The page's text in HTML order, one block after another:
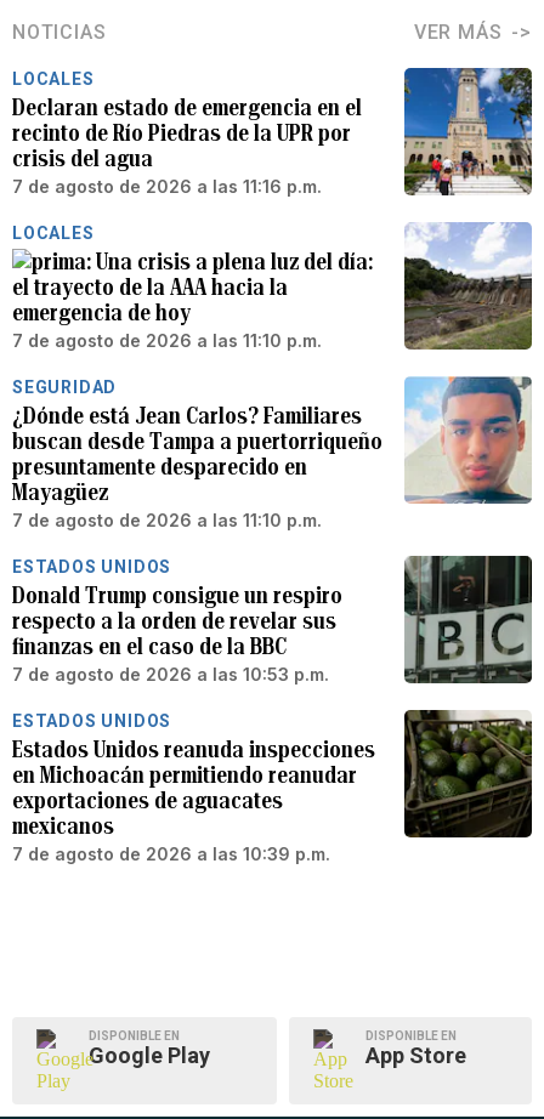
NOTICIAS VER MÁS
LOCALES
Declaran estado de emergencia en el
recinto de Río Piedras de la UPR por
crisis del agua
7 de agosto de 2026 a las 11:16 p.m.
LOCALES
Una crisis a plena luz del día:
el trayecto de la AAA hacia la
emergencia de hoy
7 de agosto de 2026 a las 11:10 p.m.
SEGURIDAD
¿Dónde está Jean Carlos? Familiares
buscan desde Tampa a puertorriqueño
presuntamente desparecido en
Mayagüez
7 de agosto de 2026 a las 11:10 p.m.
ESTADOS UNIDOS
Donald Trump consigue un respiro
respecto a la orden de revelar sus
finanzas en el caso de la BBC
7 de agosto de 2026 a las 10:53 p.m.
ESTADOS UNIDOS
Estados Unidos reanuda inspecciones
en Michoacán permitiendo reanudar
exportaciones de aguacates
mexicanos
7 de agosto de 2026 a las 10:39 p.m.
DISPONIBLE EN
Google Play
DISPONIBLE EN
App Store